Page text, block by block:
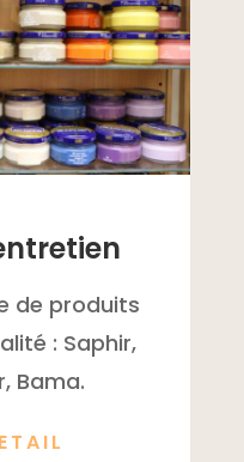
de produits
: Saphir,
Bama.